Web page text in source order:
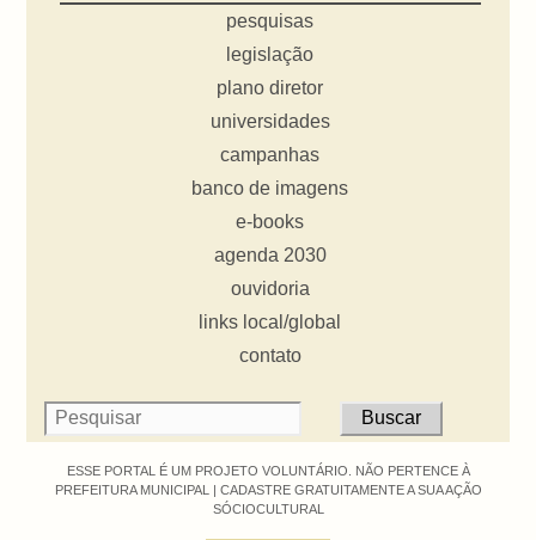
pesquisas
legislação
plano diretor
universidades
campanhas
banco de imagens
e-books
agenda 2030
ouvidoria
links local/global
contato
ESSE PORTAL É UM PROJETO VOLUNTÁRIO. NÃO PERTENCE À
PREFEITURA MUNICIPAL | CADASTRE GRATUITAMENTE A SUA AÇÃO
SÓCIOCULTURAL